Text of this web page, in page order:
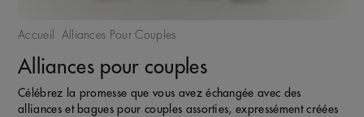
Accueil Alliances Pour Couples
Alliances pour couples
Célébrez la promesse que vous avez échangée avec des
alliances et bagues pour couples assorties, expressément créées